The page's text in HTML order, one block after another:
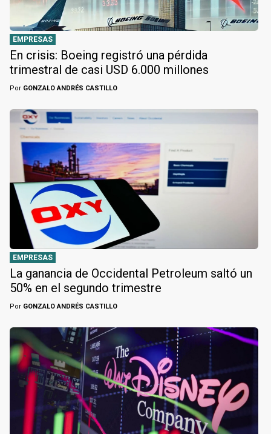
EMPRESAS
En crisis: Boeing registró una pérdida
trimestral de casi USD 6.000 millones
Por GONZALO ANDRÉS CASTILLO
EMPRESAS
La ganancia de Occidental Petroleum saltó un
50% en el segundo trimestre
Por GONZALO ANDRÉS CASTILLO